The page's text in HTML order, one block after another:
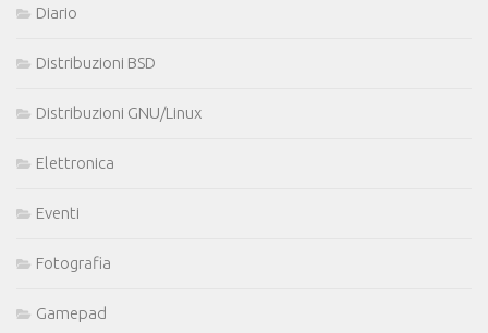
Diario
Distribuzioni BSD
Distribuzioni GNU/Linux
Elettronica
Eventi
Fotografia
Gamepad